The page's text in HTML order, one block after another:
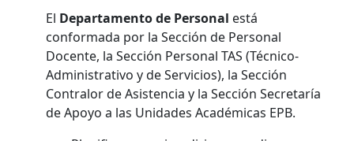
El Departamento de Personal está
conformada por la Sección de Personal
Docente, la Sección Personal TAS (Técnico-
Administrativo y de Servicios), la Sección
Contralor de Asistencia y la Sección Secretaría
de Apoyo a las Unidades Académicas EPB.